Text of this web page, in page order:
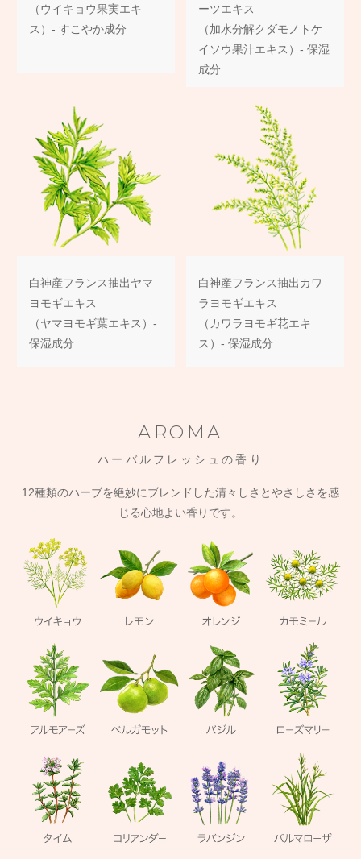
（ウイキョウ果実エキ
ス）- すこやか成分
ーツエキス
（加水分解クダモノトケ
イソウ果汁エキス）- 保湿
成分
白神産フランス抽出ヤマ
ヨモギエキス
（ヤマヨモギ葉エキス）-
保湿成分
白神産フランス抽出カワ
ラヨモギエキス
（カワラヨモギ花エキ
ス）- 保湿成分
AROMA
ハーバルフレッシュの香り
12種類のハーブを絶妙にブレンドした清々しさとやさしさを感
じる心地よい香りです。